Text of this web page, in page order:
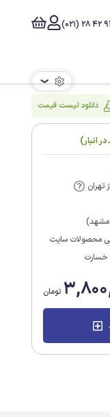
❯
دانلود لیست قیمت
مشهد)
محصولات سایت
تومان